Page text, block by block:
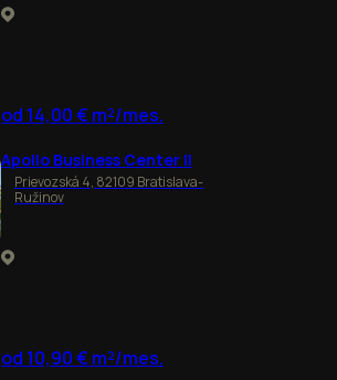
od 14,00 € m²/mes.
Apollo Business Center II
Prievozská 4, 82109 Bratislava-
Ružinov
od 10,90 € m²/mes.